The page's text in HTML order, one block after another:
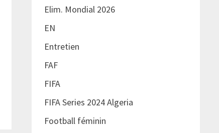
Elim. Mondial 2026
EN
Entretien
FAF
FIFA
FIFA Series 2024 Algeria
Football féminin